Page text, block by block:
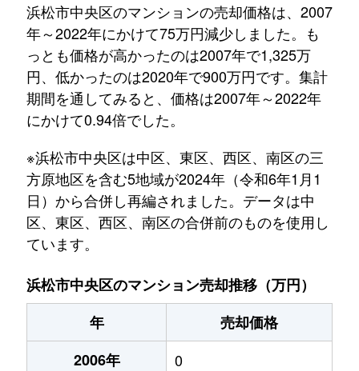
浜松市中央区のマンションの売却価格は、2007
年～2022年にかけて75万円減少しました。も
っとも価格が高かったのは2007年で1,325万
円、低かったのは2020年で900万円です。集計
期間を通してみると、価格は2007年～2022年
にかけて0.94倍でした。
※浜松市中央区は中区、東区、西区、南区の三
方原地区を含む5地域が2024年（令和6年1月1
日）から合併し再編されました。データは中
区、東区、西区、南区の合併前のものを使用し
ています。
浜松市中央区のマンション売却推移（万円）
年
売却価格
2006年
0